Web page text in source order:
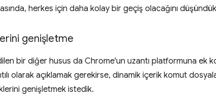
herkes için daha kolay bir geçiş olacağını
genişletme
bir diğer husus da Chrome'un uzantı platformuna ek
olarak açıklamak gerekirse, dinamik içerik komut
genişletmek istedik.